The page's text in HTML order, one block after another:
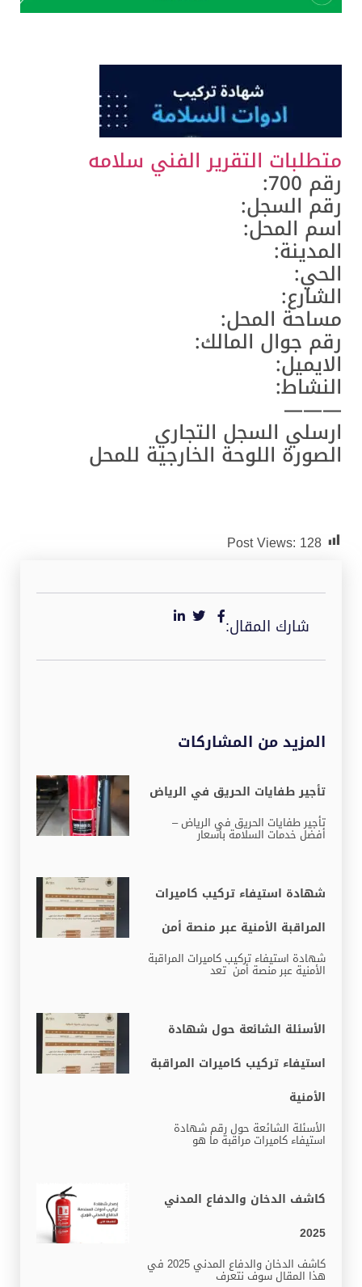
التقرير الفني سلامه
السجل:
المحل:
المحل:
جوال المالك:
السجل التجاري
اللوحة الخارجية للمحل
Post Views:128
شارك المقال:
المزيد من المشاركات
تأجير طفايات الحريق في الرياض
تأجير طفايات الحريق في الرياض –
أفضل خدمات السلامة بأسعار
شهادة استيفاء تركيب كاميرات
المراقبة الأمنية عبر منصة أمن
شهادة استيفاء تركيب كاميرات المراقبة
الأمنية عبر منصة أمن تعد
الأسئلة الشائعة حول شهادة
استيفاء تركيب كاميرات المراقبة
الأمنية
الأسئلة الشائعة حول رقم شهادة
استيفاء كاميرات مراقبة ما هو
كاشف الدخان والدفاع المدني
كاشف الدخان والدفاع المدني 2025 في
هذا المقال سوف نتعرف